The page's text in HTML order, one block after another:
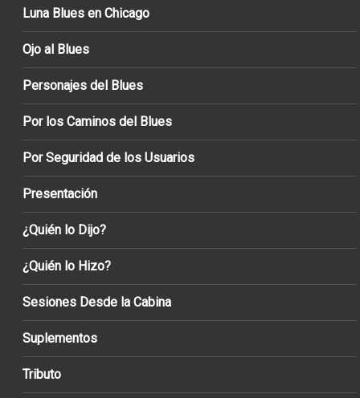
Luna Blues en Chicago
Ojo al Blues
Personajes del Blues
Por los Caminos del Blues
Por Seguridad de los Usuarios
Presentación
¿Quién lo Dijo?
¿Quién lo Hizo?
Sesiones Desde la Cabina
Suplementos
Tributo